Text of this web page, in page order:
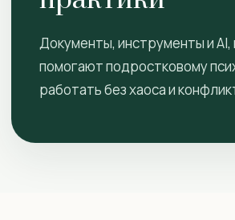
Документы, инструменты и
помогают подростковому
работать без хаоса и